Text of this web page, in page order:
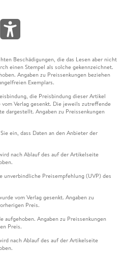
Beschädigungen, die das Lesen aber nicht
einen Stempel als solche gekennzeichnet.
Angaben zu Preissenkungen beziehen
Exemplars.
die Preisbindung dieser Artikel
Verlag gesenkt. Die jeweils zutreffende
dargestellt. Angaben zu Preissenkungen
ein, dass Daten an den Anbieter der
nach Ablauf des auf der Artikelseite
unverbindliche Preisempfehlung (UVP) des
vom Verlag gesenkt. Angaben zu
Preis.
aufgehoben. Angaben zu Preissenkungen
Preis.
nach Ablauf des auf der Artikelseite